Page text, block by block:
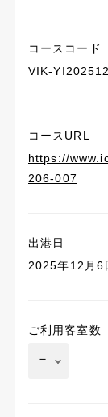
コースコード
VIK-
コースURL
https://
206-007
出港日
2025年12月6
ご利用客室数